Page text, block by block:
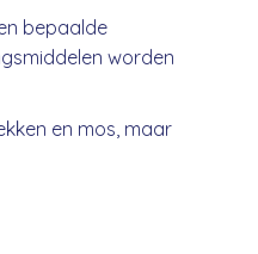
bepaalde
worden
en mos, maar